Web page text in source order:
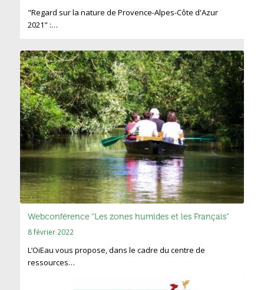
"Regard sur la nature de Provence-Alpes-Côte d'Azur
2021" :…
Webconférence “Les zones humides et les Français”
8 février 2022
L’OiEau vous propose, dans le cadre du centre de
ressources…